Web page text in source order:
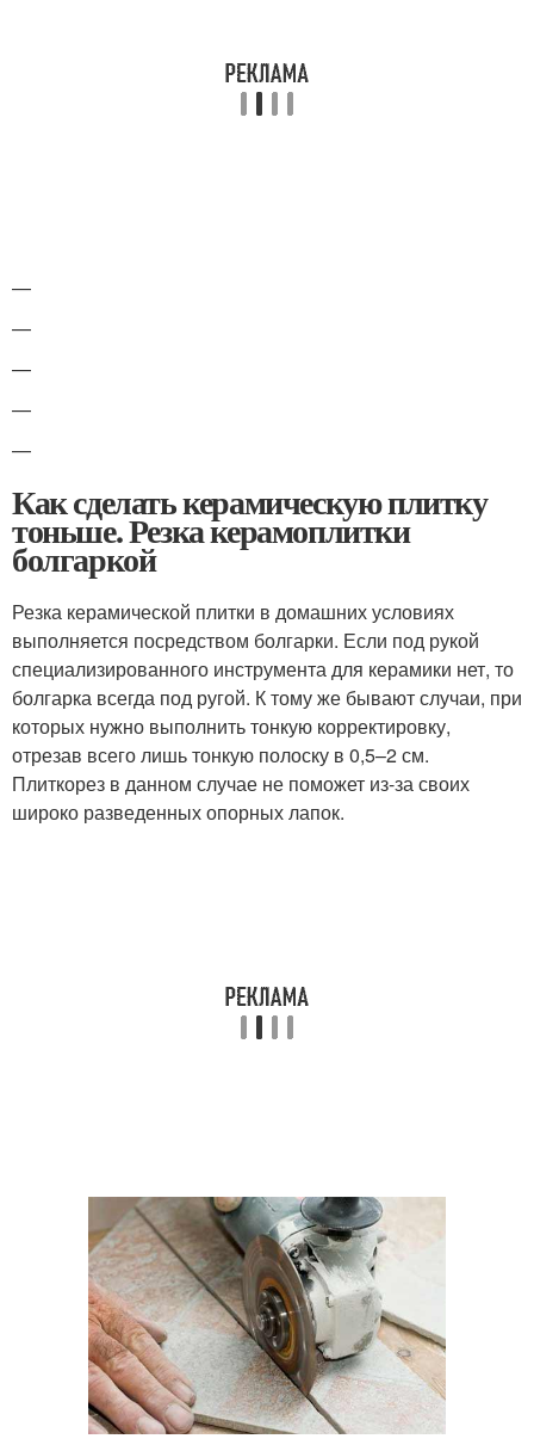
—
—
—
—
—
Как сделать керамическую плитку
тоньше. Резка керамоплитки
болгаркой
Резка керамической плитки в домашних условиях
выполняется посредством болгарки. Если под рукой
специализированного инструмента для керамики нет, то
болгарка всегда под ругой. К тому же бывают случаи, при
которых нужно выполнить тонкую корректировку,
отрезав всего лишь тонкую полоску в 0,5–2 см.
Плиткорез в данном случае не поможет из-за своих
широко разведенных опорных лапок.